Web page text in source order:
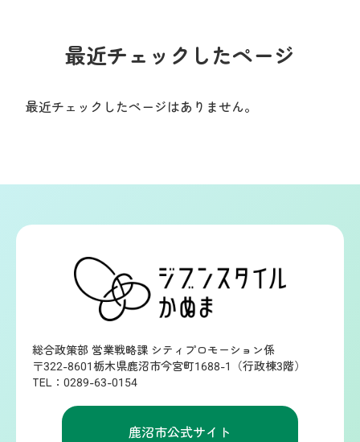
最近チェックしたページ
最近チェックしたページはありません。
総合政策部 営業戦略課 シティプロモーション係
〒322-8601栃木県鹿沼市今宮町1688-1（行政棟3階）
TEL：0289-63-0154
鹿沼市公式サイト